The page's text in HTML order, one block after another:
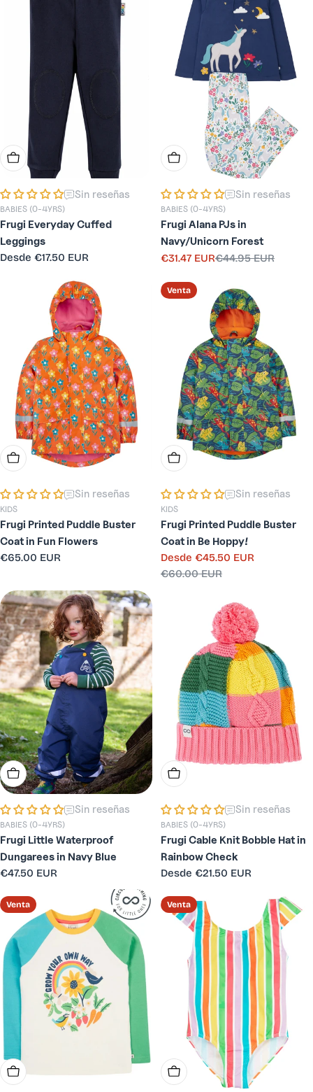
Elige Opciones
Sin reseñas
BABIES (0-4YRS)
Frugi Everyday Cuffed
Leggings
Precio
Desde €17.50 EUR
Elige Opciones
Sin reseñas
BABIES (0-4YRS)
Frugi Alana PJs in
Navy/Unicorn Forest
Precio
venta
€31.47 EUR
Precio
€44.95 EUR
Elige Opciones
Sin reseñas
KIDS
Frugi Printed Puddle Buster
Coat in Fun Flowers
Precio
€65.00 EUR
Venta
Elige Opciones
Sin reseñas
KIDS
Frugi Printed Puddle Buster
Coat in Be Hoppy!
Precio
Desde €45.50 EUR
Precio
€60.00 EUR
Elige Opciones
Sin reseñas
BABIES (0-4YRS)
Frugi Little Waterproof
Dungarees in Navy Blue
Precio
€47.50 EUR
Elige Opciones
Sin reseñas
BABIES (0-4YRS)
Frugi Cable Knit Bobble Hat in
Rainbow Check
Precio
Desde €21.50 EUR
Venta
Elige Opciones
Venta
Elige Opciones